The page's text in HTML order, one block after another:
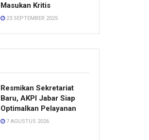
Masukan Kritis
23 SEPTEMBER 2025
Resmikan Sekretariat
Baru, AKPI Jabar Siap
Optimalkan Pelayanan
7 AGUSTUS 2026